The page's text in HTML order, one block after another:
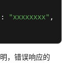
: "xxxxxxxx" ,
，错误响应的